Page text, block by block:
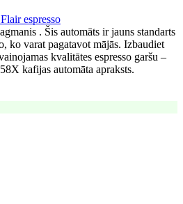
espresso
. Šis automāts ir jauns standarts
ko varat pagatavot mājās. Izbaudiet
kvalitātes espresso garšu –
kafijas automāta apraksts.